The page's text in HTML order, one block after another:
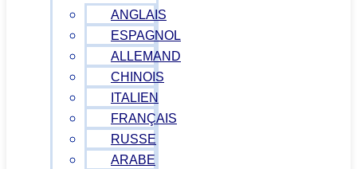
ANGLAIS
ESPAGNOL
ALLEMAND
CHINOIS
ITALIEN
FRANÇAIS
RUSSE
ARABE